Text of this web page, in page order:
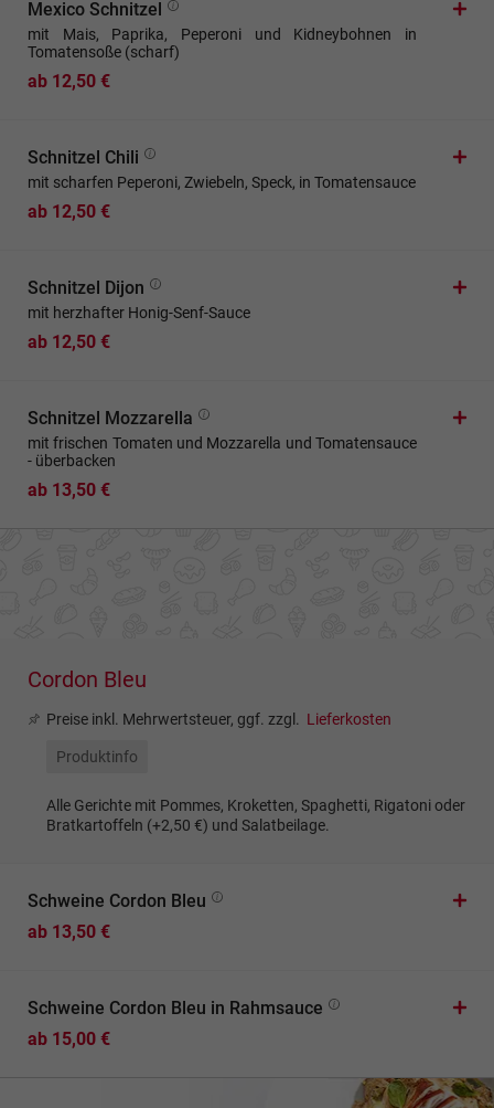
Mexico Schnitzel
mit Mais, Paprika, Peperoni und Kidneybohnen in
Tomatensoße (scharf)
ab 12,50 €
Schnitzel Chili
mit scharfen Peperoni, Zwiebeln, Speck, in Tomatensauce
ab 12,50 €
Schnitzel Dijon
mit herzhafter Honig-Senf-Sauce
ab 12,50 €
Schnitzel Mozzarella
mit frischen Tomaten und Mozzarella und Tomatensauce
- überbacken
ab 13,50 €
Cordon Bleu
Preise inkl. Mehrwertsteuer, ggf. zzgl. Lieferkosten
Produktinfo
Alle Gerichte mit Pommes, Kroketten, Spaghetti, Rigatoni oder
Bratkartoffeln (+2,50 €) und Salatbeilage.
Schweine Cordon Bleu
ab 13,50 €
Schweine Cordon Bleu in Rahmsauce
ab 15,00 €